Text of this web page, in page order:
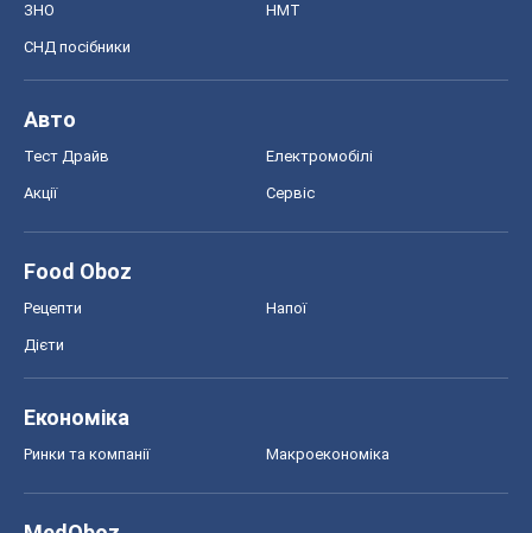
ЗНО НМТ
СНД посібники
Авто
Тест Драйв Електромобілі
Акції Сервіс
Food Oboz
Рецепти Напої
Дієти
Економіка
Ринки та компанії Макроекономіка